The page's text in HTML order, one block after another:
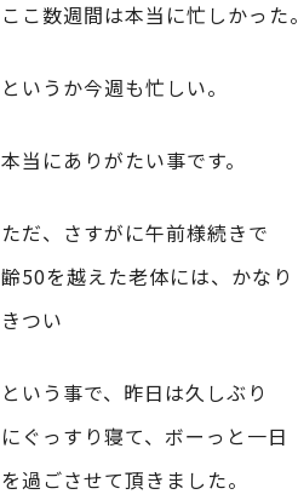
ここ数週間は本当に忙しかった。
というか今週も忙しい。
本当にありがたい事です。
ただ、さすがに午前様続きで
齢50を越えた老体には、かなり
きつい
という事で、昨日は久しぶり
にぐっすり寝て、ボーっと一日
を過ごさせて頂きました。